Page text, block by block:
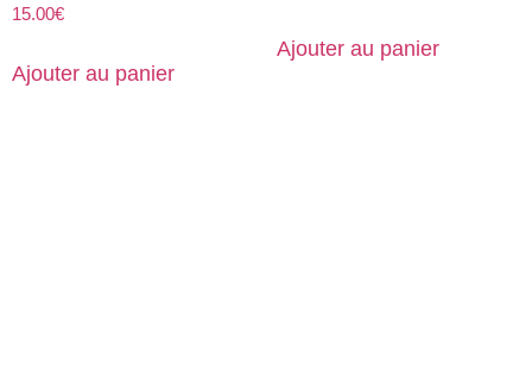
15.00€
Ajouter au panier
Ajouter au panier